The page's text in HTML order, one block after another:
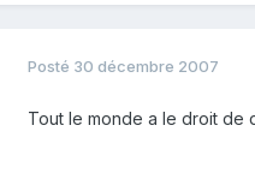
Posté 30 décembre 2007
Tout le monde a le droit de